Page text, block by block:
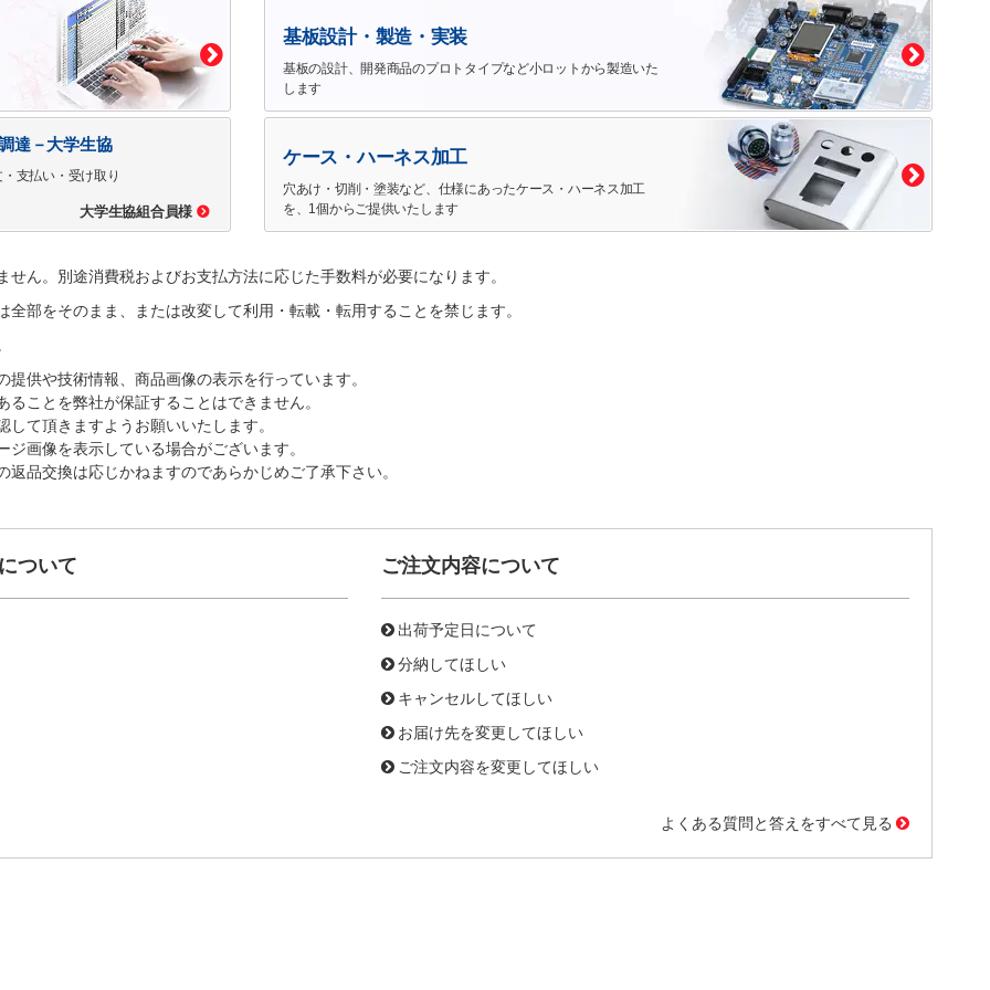
達－大学生協
支払い・受け取り
大学生協組合員様
基板設計・製造・実装
基板の設計、開発商品のプロトタイプなど小ロットから製造いた
します
ケース・ハーネス加工
穴あけ・切削・塗装など、仕様にあったケース・ハーネス加工
を、1個からご提供いたします
ん。別途消費税およびお支払方法に応じた手数料が必要になります。
部をそのまま、または改変して利用・転載・転用することを禁じます。
供や技術情報、商品画像の表示を行っています。
ことを弊社が保証することはできません。
て頂きますようお願いいたします。
画像を表示している場合がございます。
品交換は応じかねますのであらかじめご了承下さい。
ついて ご注文内容について
出荷予定日について
分納してほしい
キャンセルしてほしい
お届け先を変更してほしい
ご注文内容を変更してほしい
よくある質問と答えをすべて見る